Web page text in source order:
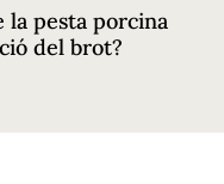
la pesta porcina
del brot?